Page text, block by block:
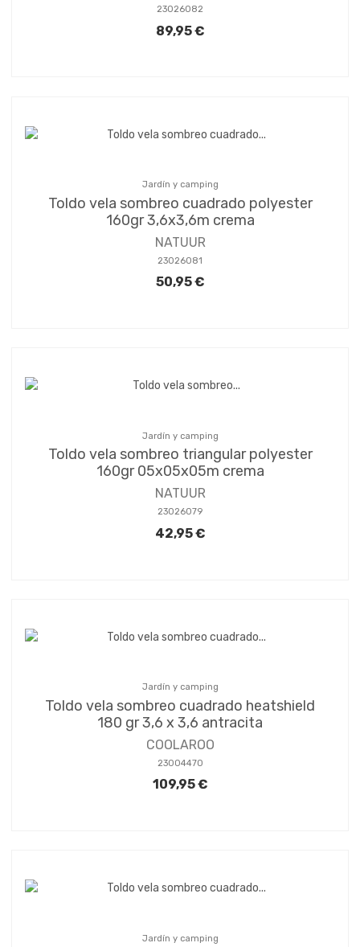
23026082
89,95 €
Jardín y camping
Toldo vela sombreo cuadrado polyester
160gr 3,6x3,6m crema
NATUUR
23026081
50,95 €
Jardín y camping
Toldo vela sombreo triangular polyester
160gr 05x05x05m crema
NATUUR
23026079
42,95 €
Jardín y camping
Toldo vela sombreo cuadrado heatshield
180 gr 3,6 x 3,6 antracita
COOLAROO
23004470
109,95 €
Jardín y camping